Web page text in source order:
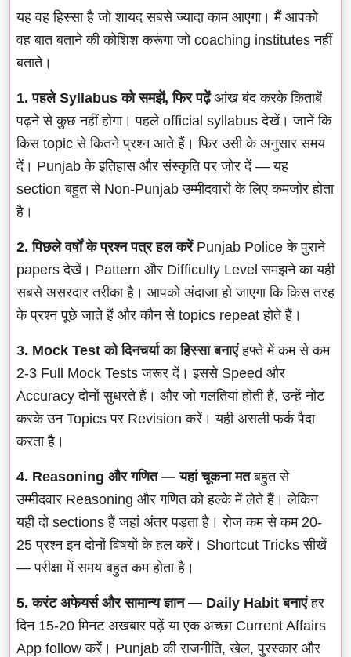
यह वह हिस्सा है जो शायद सबसे ज्यादा काम आएगा। मैं आपको
वह बात बताने की कोशिश करूंगा जो coaching institutes नहीं
बताते।
1. पहले Syllabus को समझें, फिर पढ़ेंआंख बंद करके किताबें
पढ़ने से कुछ नहीं होगा। पहले official syllabus देखें। जानें कि
किस topic से कितने प्रश्न आते हैं। फिर उसी के अनुसार समय
दें। Punjab के इतिहास और संस्कृति पर जोर दें — यह
section बहुत से Non-Punjab उम्मीदवारों के लिए कमजोर होता
है।
2. पिछले वर्षों के प्रश्न पत्र हल करेंPunjab Police के पुराने
papers देखें। Pattern और Difficulty Level समझने का यही
सबसे असरदार तरीका है। आपको अंदाजा हो जाएगा कि किस तरह
के प्रश्न पूछे जाते हैं और कौन से topics repeat होते हैं।
3. Mock Test को दिनचर्या का हिस्सा बनाएंहफ्ते में कम से कम
2-3 Full Mock Tests जरूर दें। इससे Speed और
Accuracy दोनों सुधरते हैं। और जो गलतियां होती हैं, उन्हें नोट
करके उन Topics पर Revision करें। यही असली फर्क पैदा
करता है।
4. Reasoning और गणित — यहां चूकना मतबहुत से
उम्मीदवार Reasoning और गणित को हल्के में लेते हैं। लेकिन
यही दो sections हैं जहां अंतर पड़ता है। रोज कम से कम 20-
25 प्रश्न इन दोनों विषयों के हल करें। Shortcut Tricks सीखें
— परीक्षा में समय बहुत कम होता है।
5. करंट अफेयर्स और सामान्य ज्ञान — Daily Habit बनाएंहर
दिन 15-20 मिनट अखबार पढ़ें या एक अच्छा Current Affairs
App follow करें। Punjab की राजनीति, खेल, पुरस्कार और